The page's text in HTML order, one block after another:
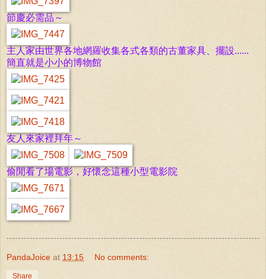
節慶必需品～
主人家由世界各地網羅收集各式各類的古董家具、擺設......
簡直就是小小的博物館
友人來家裡拜年～
偷閒看了場電影，好懷念這種小型電影院
PandaJoice at 13:15 No comments:
Share